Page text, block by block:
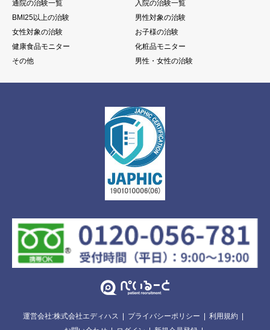
通院の治験一覧
入院の治験一覧
BMI25以上の治験
男性対象の治験
女性対象の治験
お子様の治験
健康食品モニター
化粧品モニター
その他
男性・女性の治験
運営会社:株式会社エディハス プライバシーポリシー
利用規約